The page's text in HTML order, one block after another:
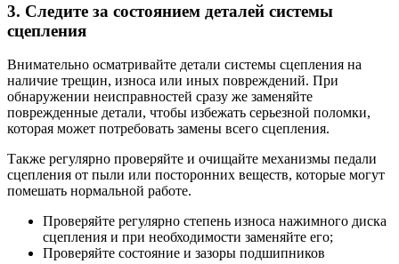
3. Следите за состоянием деталей системы
сцепления
Внимательно осматривайте детали системы сцепления на
наличие трещин, износа или иных повреждений. При
обнаружении неисправностей сразу же заменяйте
поврежденные детали, чтобы избежать серьезной поломки,
которая может потребовать замены всего сцепления.
Также регулярно проверяйте и очищайте механизмы педали
сцепления от пыли или посторонних веществ, которые могут
помешать нормальной работе.
Проверяйте регулярно степень износа нажимного диска
сцепления и при необходимости заменяйте его;
Проверяйте состояние и зазоры подшипников